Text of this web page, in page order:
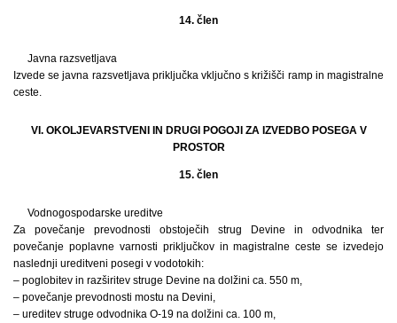
14. člen
Javna razsvetljava
Izvede se javna razsvetljava priključka vključno s križišči ramp in magistralne
ceste.
VI. OKOLJEVARSTVENI IN DRUGI POGOJI ZA IZVEDBO POSEGA V
PROSTOR
15. člen
Vodnogospodarske ureditve
Za povečanje prevodnosti obstoječih strug Devine in odvodnika ter
povečanje poplavne varnosti priključkov in magistralne ceste se izvedejo
naslednji ureditveni posegi v vodotokih:
– poglobitev in razširitev struge Devine na dolžini ca. 550 m,
– povečanje prevodnosti mostu na Devini,
– ureditev struge odvodnika O-19 na dolžini ca. 100 m,